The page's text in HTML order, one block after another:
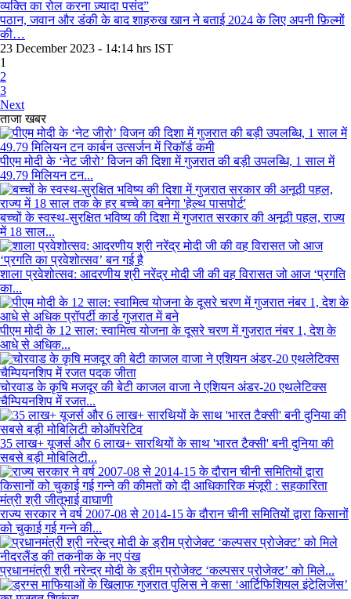
पठान, जवान और डंकी के बाद शाहरुख खान ने बताई 2024 के लिए अपनी फ़िल्मों
की…
23 December 2023 - 14:14 hrs IST
1
2
3
Next
ताजा खबर
पीएम मोदी के ‘नेट जीरो’ विजन की दिशा में गुजरात की बड़ी उपलब्धि, 1 साल में
49.79 मिलियन टन...
बच्चों के स्वस्थ-सुरक्षित भविष्य की दिशा में गुजरात सरकार की अनूठी पहल, राज्य
में 18 साल...
शाला प्रवेशोत्सव: आदरणीय श्री नरेंद्र मोदी जी की वह विरासत जो आज ‘प्रगति
का...
पीएम मोदी के 12 साल: स्वामित्व योजना के दूसरे चरण में गुजरात नंबर 1, देश के
आधे से अधिक...
चोरवाड के कृषि मजदूर की बेटी काजल वाजा ने एशियन अंडर-20 एथलेटिक्स
चैम्पियनशिप में रजत...
35 लाख+ यूजर्स और 6 लाख+ सारथियों के साथ 'भारत टैक्सी' बनी दुनिया की
सबसे बड़ी मोबिलिटी...
राज्य सरकार ने वर्ष 2007-08 से 2014-15 के दौरान चीनी समितियों द्वारा किसानों
को चुकाई गई गन्ने की...
प्रधानमंत्री श्री नरेन्द्र मोदी के ड्रीम प्रोजेक्ट ‘कल्पसर प्रोजेक्ट’ को मिले...